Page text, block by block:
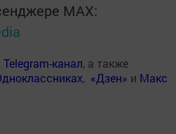
MАХ:
Telegram-канал, а также
, «Дзен» и Макс